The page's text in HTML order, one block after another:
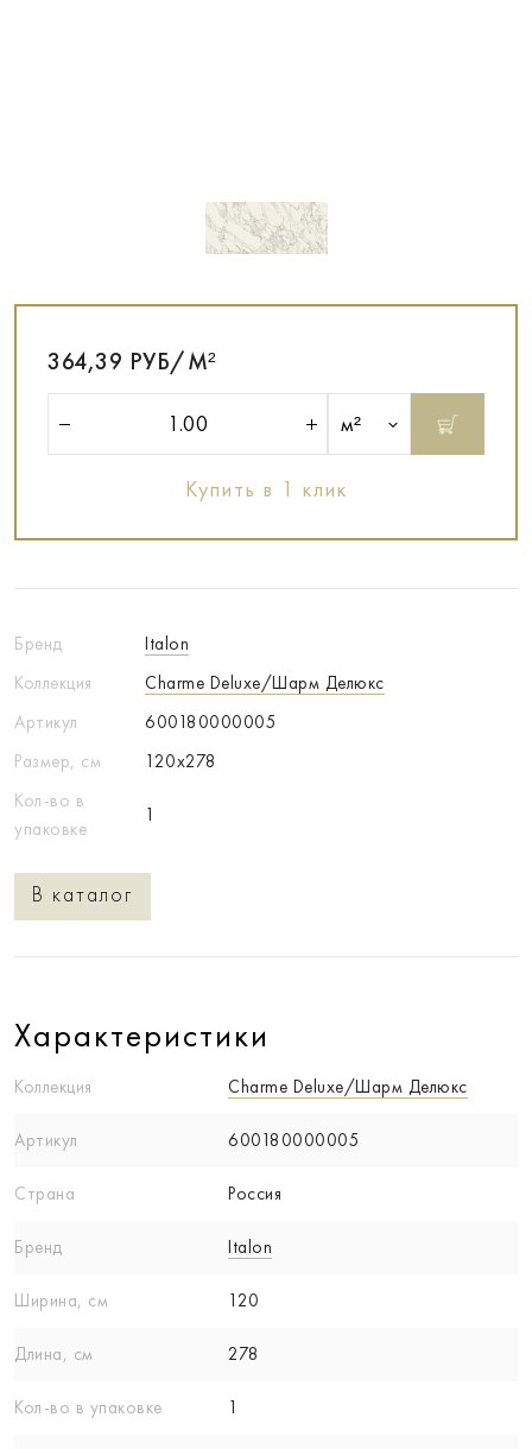
Бренд
Italon
Коллекция
Charme Deluxe/Шарм Делюкс
Артикул
600180000005
Размер, см
120x278
Кол-во в
упаковке
1
В каталог
364,39 РУБ/М²
м²
Купить в 1 клик
Характеристики
Коллекция Charme Deluxe/Шарм Делюкс
Артикул 600180000005
Страна Россия
Бренд Italon
Ширина, см 120
Длина, см 278
Кол-вo в упаковке 1